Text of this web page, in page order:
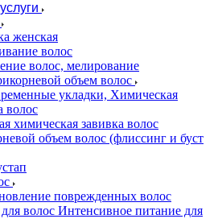
женская
волос
волос, мелирование
объем волос
укладки, Химическая
волос
химическая завивка волос
объем волос (флиссинг и буст
поврежденных волос
волос Интенсивное питание для